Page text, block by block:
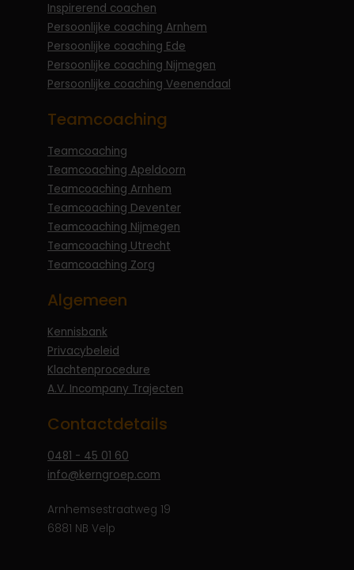
Inspirerend coachen
Persoonlijke coaching Arnhem
Persoonlijke coaching Ede
Persoonlijke coaching Nijmegen
Persoonlijke coaching Veenendaal
Teamcoaching
Teamcoaching
Teamcoaching Apeldoorn
Teamcoaching Arnhem
Teamcoaching Deventer
Teamcoaching Nijmegen
Teamcoaching Utrecht
Teamcoaching Zorg
Algemeen
Kennisbank
Privacybeleid
Klachtenprocedure
A.V. Incompany Trajecten
Contactdetails
0481 - 45 01 60
info@kerngroep.com
Arnhemsestraatweg 19
6881 NB Velp